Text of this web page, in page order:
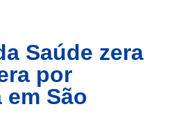
Saúde zera
por
São